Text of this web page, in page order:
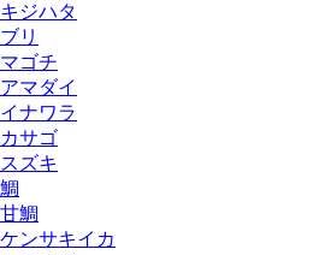
キジハタ
ブリ
マゴチ
アマダイ
イナワラ
カサゴ
スズキ
鯛
甘鯛
ケンサキイカ